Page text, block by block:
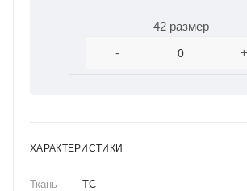
42 размер
-
+
ХАРАКТЕРИСТИКИ
Ткань — ТС